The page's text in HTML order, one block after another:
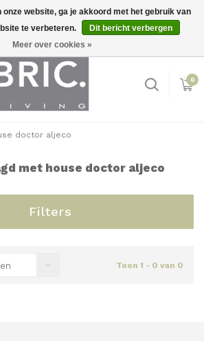
Inloggen
0
doctor aljeco
met house doctor aljeco
Filters
Toon 1 - 0 van 0
onze website, ga je akkoord met het gebruik van
te verbeteren.
Dit bericht verbergen
Meer over cookies »